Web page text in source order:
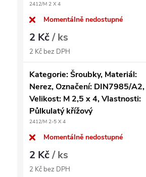
2412/M 2 X 4
Momentálně nedostupné
2 Kč/ ks
2 Kč bez DPH
Kategorie: Šroubky, Materiál:
Nerez, Označení: DIN7985/A2,
Velikost: M 2,5 x 4, Vlastnosti:
Půlkulatý křížový
2412/M 2-5 X 4
Momentálně nedostupné
2 Kč/ ks
2 Kč bez DPH